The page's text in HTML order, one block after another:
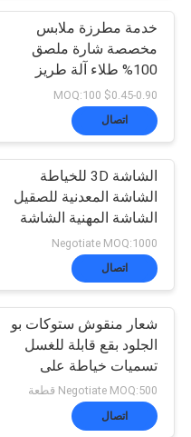
جولة
المعمل
ضبط
الجودة
اتصل
أخبار
خدمة مطرزة ملابس
مخصصة شارة ملصق
100% طلاء آلة طريز
وشارات نقل الحرارة مع
$0.45-0.90 MOQ:100
اتصال
الشاشة 3D للخياطة
الشاشة المعدنية للصقيل
الشاشة المهنية الشاشة
للملابس
Negotiate MOQ:1000
اتصال
شعار منقوش ستوكات بو
الجلود بقع قابلة للغسل
تسميات خياطة على
الملابس
Negotiate MOQ:500 قطعة
اتصال